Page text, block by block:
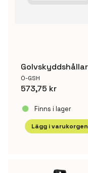
Ö-GSH
573,75 kr
Finns i lager
Lägg i varukorgen